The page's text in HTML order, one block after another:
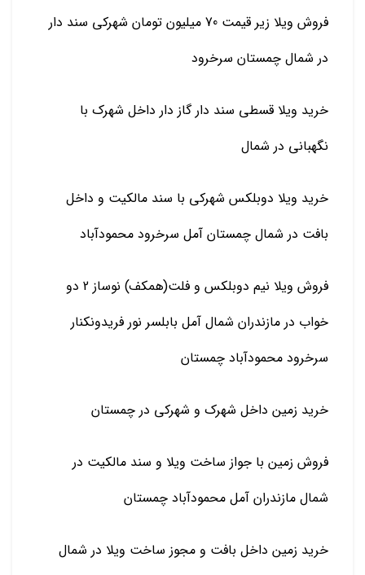
فروش ویلا زیر قیمت 70 میلیون تومان شهرکی سند دار
در شمال چمستان سرخرود
خرید ویلا قسطی سند دار گاز دار داخل شهرک با
نگهبانی در شمال
خرید ویلا دوبلکس شهرکی با سند مالکیت و داخل
بافت در شمال چمستان آمل سرخرود محمودآباد
فروش ویلا نیم دوبلکس و فلت(همکف) نوساز 2 دو
خواب در مازندران شمال آمل بابلسر نور فریدونکنار
سرخرود محمودآباد چمستان
خرید زمین داخل شهرک و شهرکی در چمستان
فروش زمین با جواز ساخت ویلا و سند مالکیت در
شمال مازندران آمل محمودآباد چمستان
خرید زمین داخل بافت و مجوز ساخت ویلا در شمال